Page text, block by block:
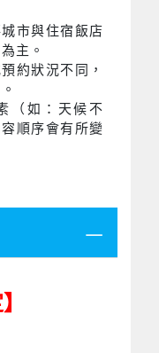
市與住宿飯店
主。
約狀況不同，
（如：天候不
順序會有所變